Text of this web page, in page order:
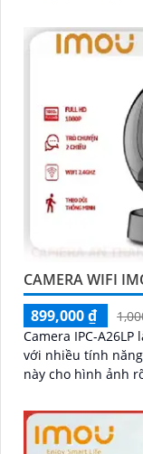
CAMERA WIFI
899,000 ₫
Camera IPC-
với nhiều tính năng nổi bật. Với độ phân
này cho hình ảnh